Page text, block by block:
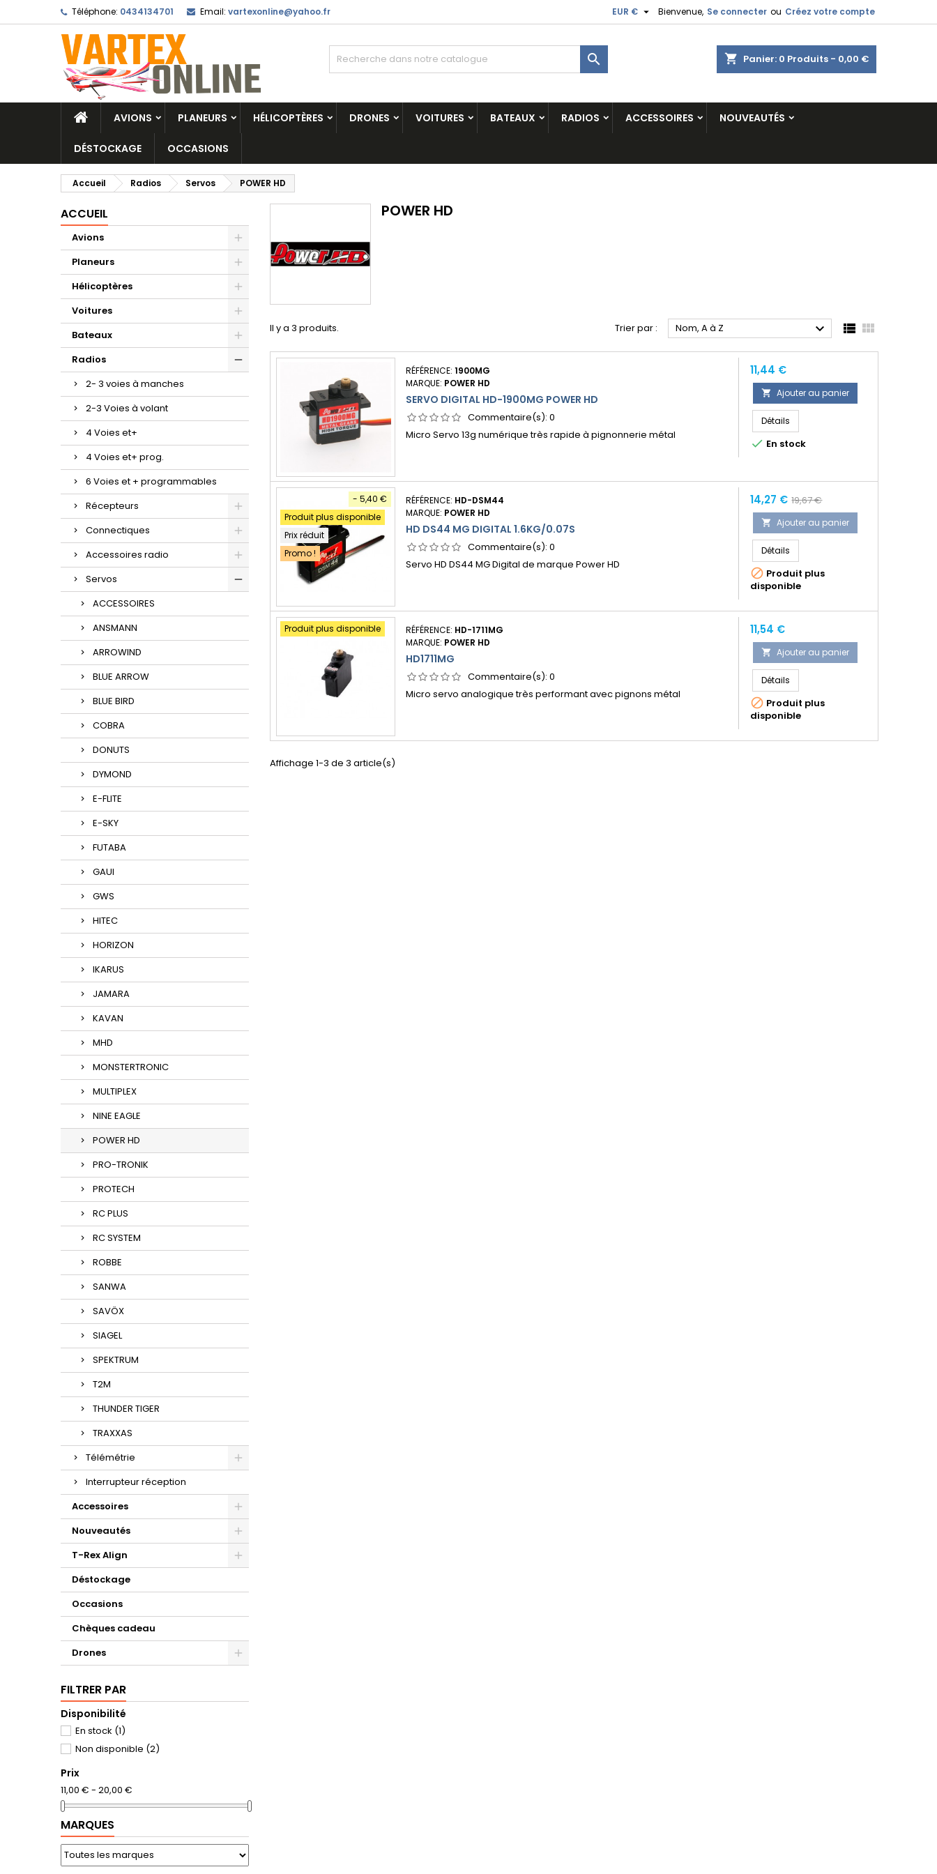
Téléphone: 0434134701 Email: vartexonline@yahoo.fr Bienvenue, Se connecter ou Créez votre compte
EUR € 
shopping_cart Panier: 0 Produits - 0,00 €

AVIONS PLANEURS HÉLICOPTÈRES DRONES VOITURES BATEAUX RADIOS ACCESSOIRES NOUVEAUTÉS
DÉSTOCKAGE OCCASIONS
Accueil Radios Servos POWER HD
ACCUEIL
Avions
Planeurs
Hélicoptères
Voitures
Bateaux
Radios
2- 3 voies à manches
2-3 Voies à volant
4 Voies et+
4 Voies et+ prog.
6 Voies et + programmables
Récepteurs
Connectiques
Accessoires radio
Servos
ACCESSOIRES
ANSMANN
ARROWIND
BLUE ARROW
BLUE BIRD
COBRA
DONUTS
DYMOND
E-FLITE
E-SKY
FUTABA
GAUI
GWS
HITEC
HORIZON
IKARUS
JAMARA
KAVAN
MHD
MONSTERTRONIC
MULTIPLEX
NINE EAGLE
POWER HD
PRO-TRONIK
PROTECH
RC PLUS
RC SYSTEM
ROBBE
SANWA
SAVÖX
SIAGEL
SPEKTRUM
T2M
THUNDER TIGER
TRAXXAS
Télémétrie
Interrupteur réception
Accessoires
Nouveautés
T-Rex Align
Déstockage
Occasions
Chèques cadeau
Drones
FILTRER PAR
Disponibilité
En stock (1)
Non disponible (2)
Prix
11,00 € - 20,00 €
MARQUES
POWER HD
Il y a 3 produits. Trier par : Nom, A à Z   
RÉFÉRENCE: 1900MG
MARQUE: POWER HD
SERVO DIGITAL HD-1900MG POWER HD
Commentaire(s): 0
Micro Servo 13g numérique très rapide à pignonnerie métal
Prix
11,44 €
 Ajouter au panier
Détails
 En stock
- 5,40 €
Produit plus disponible
Prix réduit
Promo !
RÉFÉRENCE: HD-DSM44
MARQUE: POWER HD
HD DS44 MG DIGITAL 1.6KG/0.07S
Commentaire(s): 0
Servo HD DS44 MG Digital de marque Power HD
Prix
14,27 € Prix
normal
19,67 €
 Ajouter au panier
Détails
 Produit plus
disponible
Produit plus disponible RÉFÉRENCE: HD-1711MG
MARQUE: POWER HD
HD1711MG
Commentaire(s): 0
Micro servo analogique très performant avec pignons métal
Prix
11,54 €
 Ajouter au panier
Détails
 Produit plus
disponible
Affichage 1-3 de 3 article(s)